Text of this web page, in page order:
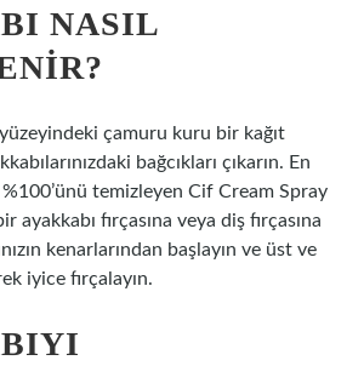
NASIL
yüzeyindeki çamuru kuru bir kağıt
bağcıkları çıkarın. En
temizleyen Cif Cream Spray
ayakkabı fırçasına veya diş fırçasına
kenarlarından başlayın ve üst ve
iyice fırçalayın.